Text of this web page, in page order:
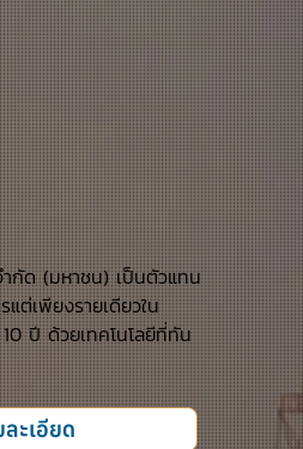
กัด (มหาชน) เป็นตัวแทน
แต่เพียงรายเดียวใน
ปี ด้วยเทคโนโลยีที่ทัน
ละเอียด